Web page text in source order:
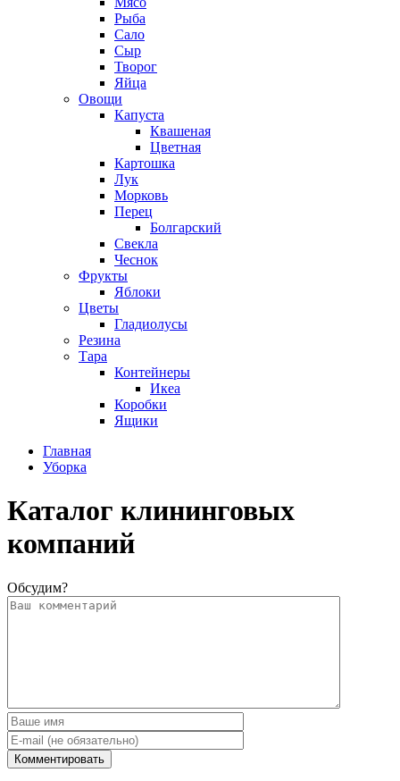
Рыба
Сало
Сыр
Творог
Яйца
Овощи
Капуста
Квашеная
Цветная
Картошка
Лук
Морковь
Перец
Болгарский
Свекла
Чеснок
Фрукты
Яблоки
Цветы
Гладиолусы
Резина
Тара
Контейнеры
Икеа
Коробки
Ящики
Главная
Уборка
Каталог клининговых
компаний
Обсудим?